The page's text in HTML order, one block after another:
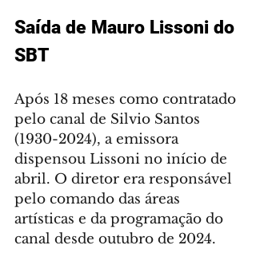
Saída de Mauro Lissoni do
SBT
Após 18 meses como contratado
pelo canal de Silvio Santos
(1930-2024), a emissora
dispensou Lissoni no início de
abril. O diretor era responsável
pelo comando das áreas
artísticas e da programação do
canal desde outubro de 2024.